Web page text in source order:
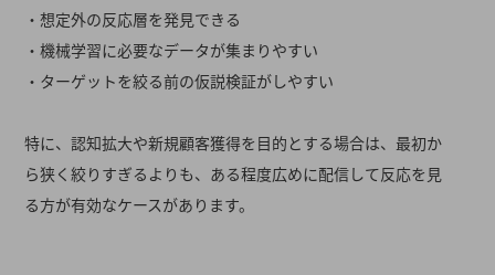
・想定外の反応層を発見できる
・機械学習に必要なデータが集まりやすい
・ターゲットを絞る前の仮説検証がしやすい
特に、認知拡大や新規顧客獲得を目的とする場合は、最初か
ら狭く絞りすぎるよりも、ある程度広めに配信して反応を見
る方が有効なケースがあります。